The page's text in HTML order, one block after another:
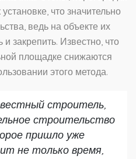
что значительно
ведь на объекте их
и закрепить. Известно, что
площадке снижаются
этого метода.
строитель,
строительство
пришло уже
не только время,